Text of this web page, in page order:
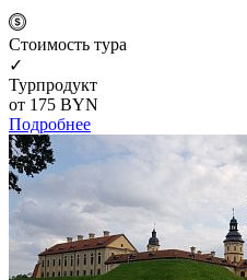
Cтоимость тура
✓
Турпродукт
от 175 BYN
Подробнее